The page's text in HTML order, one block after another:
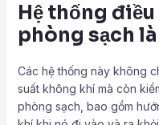
Hệ thống
phòng sạch
Các hệ thống này không
suất không khí mà còn
phòng sạch, bao gồm